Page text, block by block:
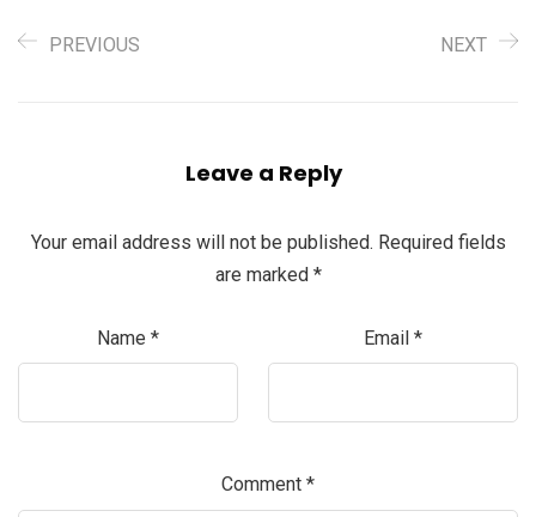
PREVIOUS NEXT
Leave a Reply
Your email address will not be published. Required fields
are marked *
Name * Email *
Comment *